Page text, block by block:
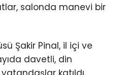
salonda manevi bir
Şakir Pinal, il içi ve
davetli, din